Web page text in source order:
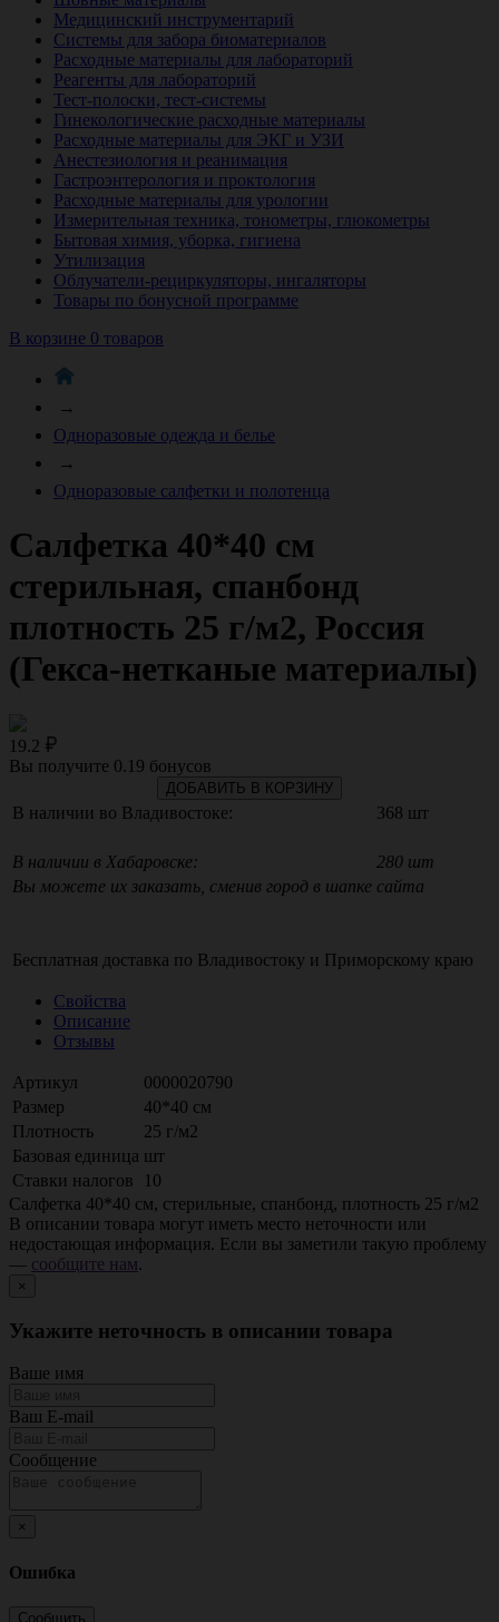
Медицинский инструментарий
Системы для забора биоматериалов
Расходные материалы для лабораторий
Реагенты для лабораторий
Тест-полоски, тест-системы
Гинекологические расходные материалы
Расходные материалы для ЭКГ и УЗИ
Анестезиология и реанимация
Гастроэнтерология и проктология
Расходные материалы для урологии
Измерительная техника, тонометры, глюкометры
Бытовая химия, уборка, гигиена
Утилизация
Облучатели-рециркуляторы, ингаляторы
Товары по бонусной программе
В корзине 0 товаров
→
Одноразовые одежда и белье
→
Одноразовые салфетки и полотенца
Салфетка 40*40 см
стерильная, спанбонд
плотность 25 г/м2, Россия
(Гекса-нетканые материалы)
19.2
Вы получите 0.19 бонусов
ДОБАВИТЬ В КОРЗИНУ
В наличии во Владивостоке: 368 шт
В наличии в Хабаровске:
280 шт
Вы можете их заказать, сменив город в шапке сайта
Бесплатная доставка по Владивостоку и Приморскому краю
Свойства
Описание
Отзывы
Артикул
0000020790
Размер
40*40 см
Плотность
25 г/м2
Базовая единица шт
Ставки налогов
10
Салфетка 40*40 см, стерильные, спанбонд, плотность 25 г/м2
В описании товара могут иметь место неточности или
недостающая информация. Если вы заметили такую проблему
— сообщите нам.
×
Укажите неточность в описании товара
Ваше имя
Ваш E-mail
Сообщение
×
Ошибка